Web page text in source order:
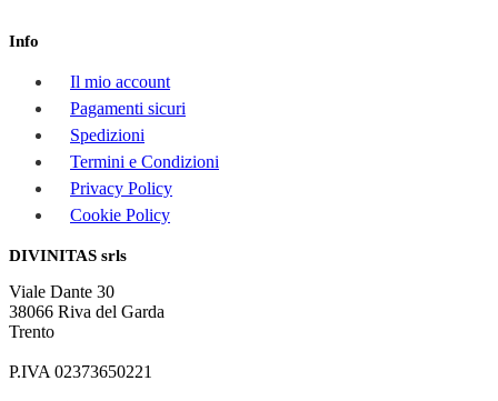
Info
Il mio account
Pagamenti sicuri
Spedizioni
Termini e Condizioni
Privacy Policy
Cookie Policy
DIVINITAS srls
Viale Dante 30
38066 Riva del Garda
Trento
P.IVA 02373650221